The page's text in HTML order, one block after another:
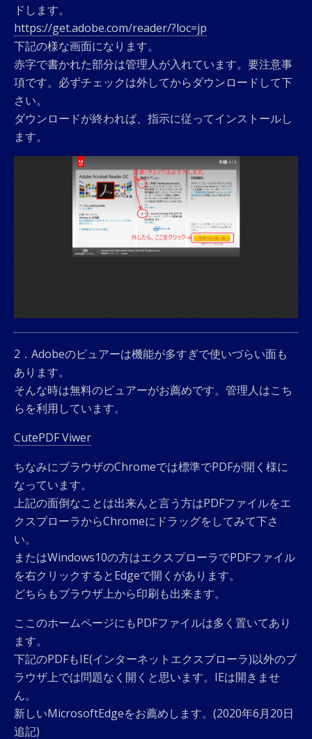
ドします。
https://get.adobe.com/reader/?loc=jp
下記の様な画面になります。
赤字で書かれた部分は管理人が入れています。要注意事
項です。必ずチェックは外してからダウンロードして下
さい。
ダウンロードが終われば、指示に従ってインストールし
ます。
2．Adobeのビュアーは機能が多すぎで使いづらい面も
あります。
そんな時は無料のビュアーがお薦めです。管理人はこち
らを利用しています。
CutePDF Viwer
ちなみにブラウザのChromeでは標準でPDFが開く様に
なっています。
上記の面倒なことは出来んと言う方はPDFファイルをエ
クスプローラからChromeにドラッグをしてみて下さ
い。
またはWindows10の方はエクスプローラでPDFファイル
を右クリックするとEdgeで開くがあります。
どちらもブラウザ上から印刷も出来ます。
ここのホームページにもPDFファイルは多く置いてあり
ます。
下記のPDFもIE(インターネットエクスプローラ)以外のブ
ラウザ上では問題なく開くと思います。IEは開きませ
ん。
新しいMicrosoftEdgeをお薦めします。(2020年6月20日
追記)